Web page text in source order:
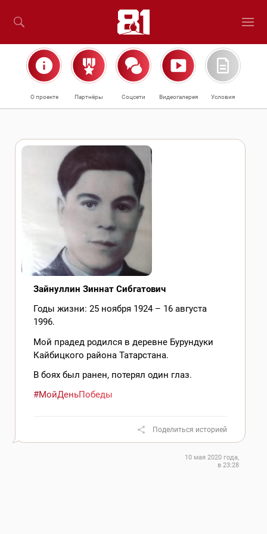
О проекте Партнёры Соцсети Видеогалерея Условия
Зайнуллин Зиннат Сибгатович
Годы жизни: 25 ноября 1924 – 16 августа
1996.
Мой прадед родился в деревне Бурундуки
Кайбицкого района Татарстана.
В боях был ранен, потерял один глаз.
#МойДеньПобеды
Поделиться историей
10 мая 2020 года,
в 23:28